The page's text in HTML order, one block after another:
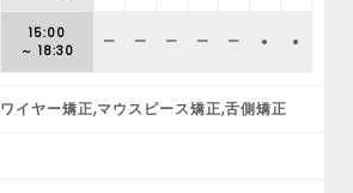
15:00
～ 18:30
ー ー ー ー ー ● ●
ワイヤー矯正,マウスピース矯正,舌側矯正